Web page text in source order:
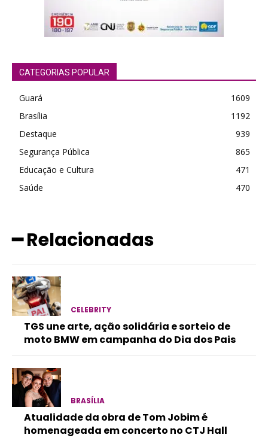
CATEGORIAS POPULAR
Guará
1609
Brasília
1192
Destaque
939
Segurança Pública
865
Educação e Cultura
471
Saúde
470
━ Relacionadas
CELEBRITY
TGS une arte, ação solidária e sorteio de
moto BMW em campanha do Dia dos Pais
BRASÍLIA
Atualidade da obra de Tom Jobim é
homenageada em concerto no CTJ Hall